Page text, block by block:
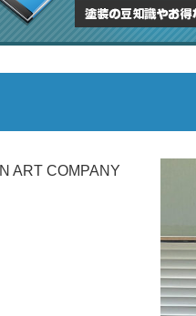
ART COMPANY